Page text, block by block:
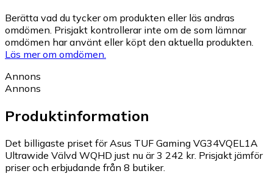
Berätta vad du tycker om produkten eller läs andras
omdömen. Prisjakt kontrollerar inte om de som lämnar
omdömen har använt eller köpt den aktuella produkten.
Läs mer om omdömen.
Annons
Annons
Produktinformation
Det billigaste priset för Asus TUF Gaming VG34VQEL1A
Ultrawide Välvd WQHD just nu är 3 242 kr. Prisjakt jämför
priser och erbjudande från 8 butiker.